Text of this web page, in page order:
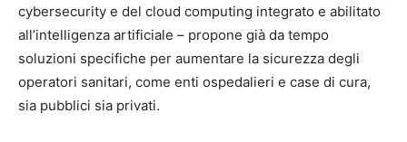
cybersecurity e del cloud computing integrato e abilitato
all’intelligenza artificiale – propone già da tempo
soluzioni specifiche per aumentare la sicurezza degli
operatori sanitari, come enti ospedalieri e case di cura,
sia pubblici sia privati.